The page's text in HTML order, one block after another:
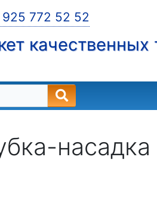
925 772 52 52
качественных